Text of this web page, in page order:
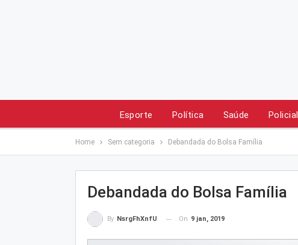
Esporte Política Saúde Policial
Home Sem categoria Debandada do Bolsa Família
Debandada do Bolsa Família
By NsrgFhXnfU On 9 jan, 2019